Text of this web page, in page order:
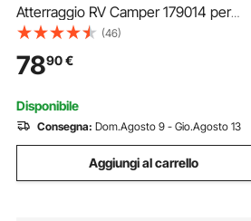
Atterraggio RV Camper 179014 per
Camper Utensili per Atterraggio
Ricambio Universale Compatibile con
Sistemi Lippert Venture, Atwood,
Stromberg Carlson, Nero
(46)
7890€
Disponibile
Consegna: Dom.Agosto 9 - Gio.Agosto 13
Aggiungi al carrello